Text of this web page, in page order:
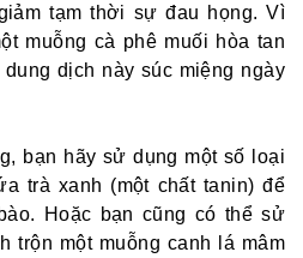
tạm thời sự đau họng. Vì
muỗng cà phê muối hòa tan
dịch này súc miệng ngày
bạn hãy sử dụng một số loại
trà xanh (một chất tanin) để
Hoặc bạn cũng có thể sử
trộn một muỗng canh lá mâm